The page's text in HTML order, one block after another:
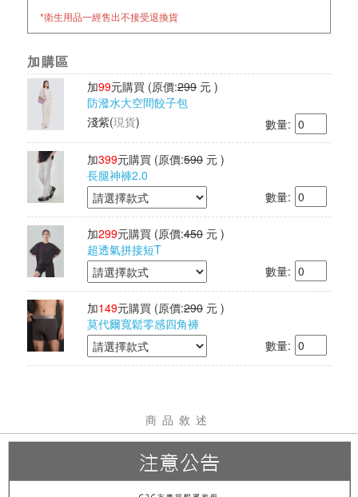
*衛生用品一經售出不接受退換貨
加購區
加99元購買 (原價:299 元 )
防潑水大空間餃子包
淺紫(現貨) 數量:
加399元購買 (原價:590 元 )
長腿神褲2.0
數量:
加299元購買 (原價:450 元 )
超透氣拼接短T
數量:
加149元購買 (原價:290 元 )
莫代爾寬鬆零感四角褲
數量:
商品敘述